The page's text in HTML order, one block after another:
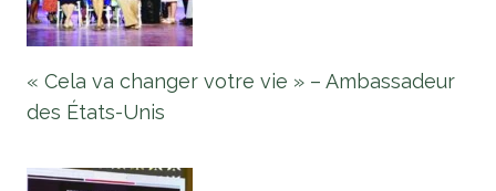
« Cela va changer votre vie » – Ambassadeur
des États-Unis